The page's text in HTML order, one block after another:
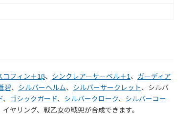
コフィン＋1β、 シンクレアーサーベル＋1 、 ガーディア
碧、 シルバーヘルム、 シルバーサークレット、シルバ
、 ゴシックガード、 シルバークローク、 シルバーコー
ヤリング、戦乙女の戦兜が合成できます。